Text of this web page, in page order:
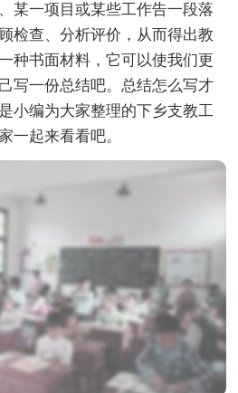
一项目或某些工作告一段落
检查、分析评价，从而得出教
种书面材料，它可以使我们更
写一份总结吧。总结怎么写才
小编为大家整理的下乡支教工
一起来看看吧。